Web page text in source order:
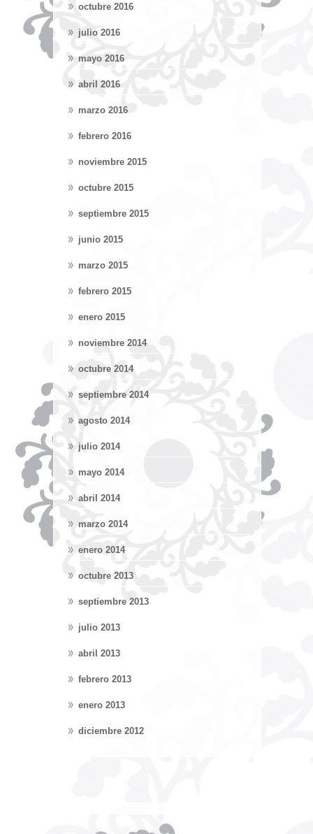
octubre 2016
julio 2016
mayo 2016
abril 2016
marzo 2016
febrero 2016
noviembre 2015
octubre 2015
septiembre 2015
junio 2015
marzo 2015
febrero 2015
enero 2015
noviembre 2014
octubre 2014
septiembre 2014
agosto 2014
julio 2014
mayo 2014
abril 2014
marzo 2014
enero 2014
octubre 2013
septiembre 2013
julio 2013
abril 2013
febrero 2013
enero 2013
diciembre 2012